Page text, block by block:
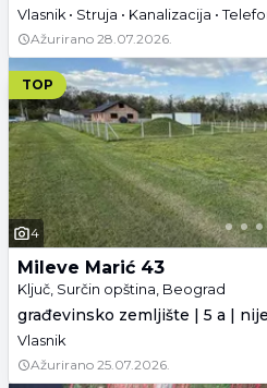
Ažurirano 28.07.2026.
TOP
4
Mileve Marić 43
Ključ, Surčin opština, Beograd
Vlasnik
Ažurirano 25.07.2026.